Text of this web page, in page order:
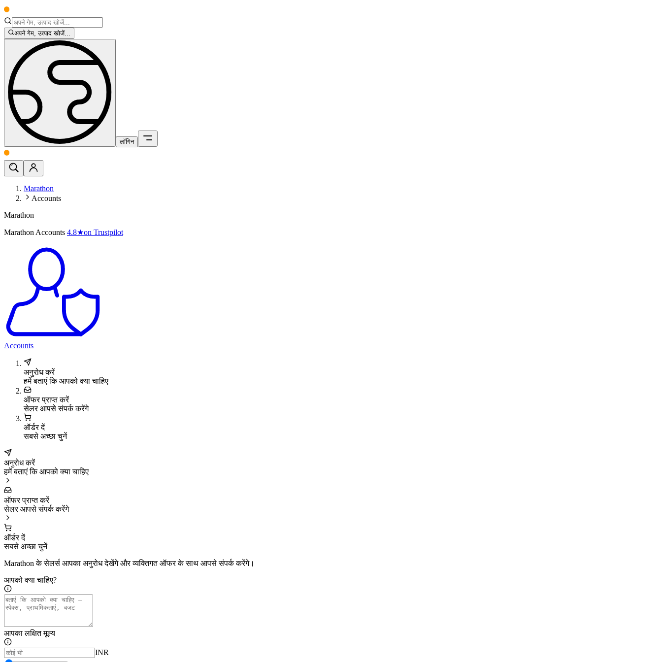
अपने गेम, उत्पाद खोजें...
लॉगिन
Marathon
Accounts
Marathon
Marathon Accounts 4.8★on Trustpilot
Accounts
अनुरोध करें
हमें बताएं कि आपको क्या चाहिए
ऑफर प्राप्त करें
सेलर आपसे संपर्क करेंगे
ऑर्डर दें
सबसे अच्छा चुनें
अनुरोध करें
हमें बताएं कि आपको क्या चाहिए
ऑफर प्राप्त करें
सेलर आपसे संपर्क करेंगे
ऑर्डर दें
सबसे अच्छा चुनें
Marathon के सेलर्स आपका अनुरोध देखेंगे और व्यक्तिगत ऑफर के साथ आपसे संपर्क करेंगे।
आपको क्या चाहिए?
आपका लक्षित मूल्य
INR